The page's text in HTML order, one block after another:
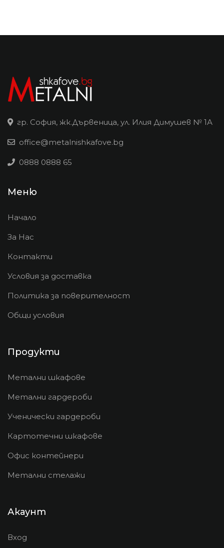
гр. София, жк.Дървеница, ул. Илия Димушев № 1А
office@metalnishkafove.bg
0888 0888 65
Меню
Начало
За Нас
Контакти
Условия за доставка
Политика за поверителност
Общи условия
Продукти
Метални шкафове
Метални гардероби
Ученически гардероби
Картотечни шкафове
Офис контейнери
Метални стелажи
Акаунт
Вход